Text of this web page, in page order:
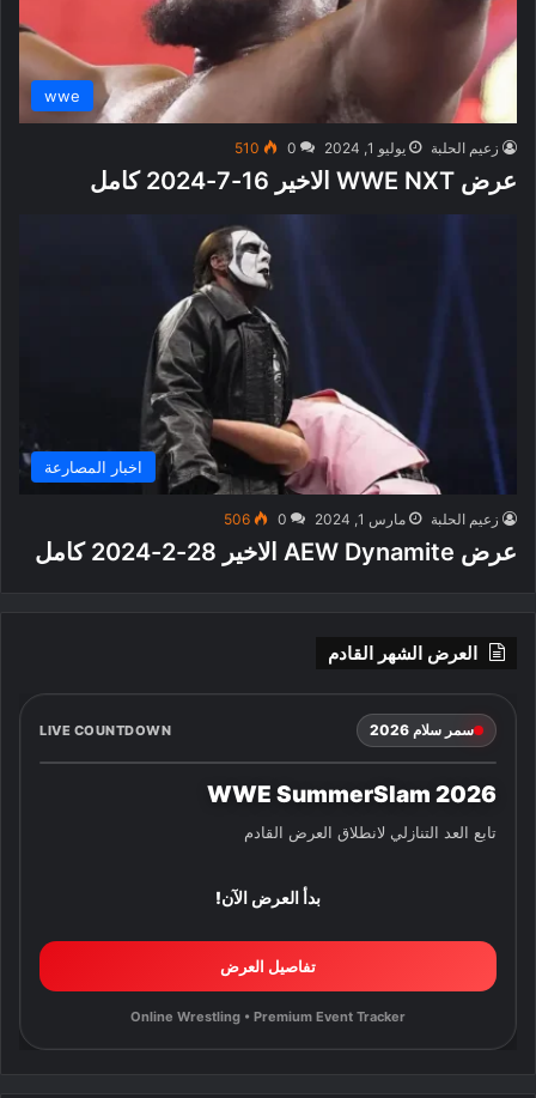
wwe
زعيم الحلبة يوليو 1, 2024 0
510
عرض WWE NXT الاخير 16-7-2024 كامل
اخبار المصارعة
زعيم الحلبة مارس 1, 2024 0
506
عرض AEW Dynamite الاخير 28-2-2024 كامل
العرض الشهر القادم
سمر سلام 2026 LIVE COUNTDOWN
WWE SummerSlam 2026
تابع العد التنازلي لانطلاق العرض القادم
بدأ العرض الآن!
تفاصيل العرض
Online Wrestling • Premium Event Tracker